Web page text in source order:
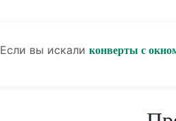
Если вы искали конверты с